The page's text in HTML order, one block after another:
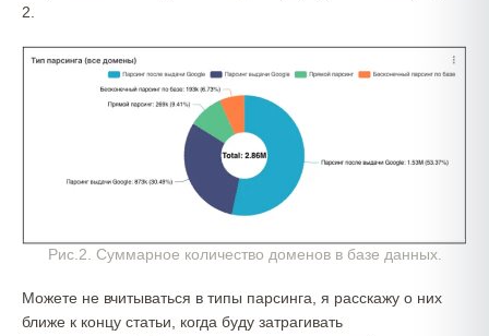
2.
Рис.2. Суммарное количество доменов в базе данных.
Можете не вчитываться в типы парсинга, я расскажу о них
ближе к концу статьи, когда буду затрагивать